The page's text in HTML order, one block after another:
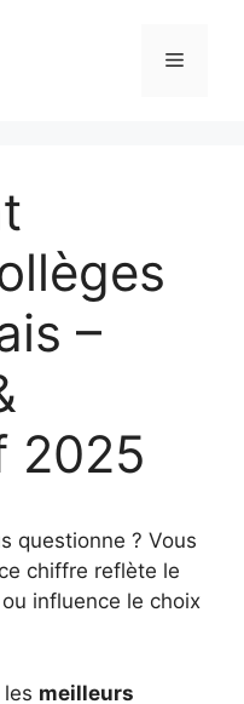
Menu
–
2025
questionne ? Vous
chiffre reflète le
influence le choix
meilleurs